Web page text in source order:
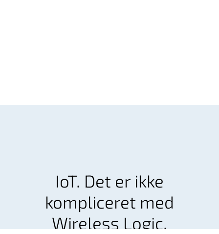
IoT. Det er ikke
kompliceret med
Wireless Logic.